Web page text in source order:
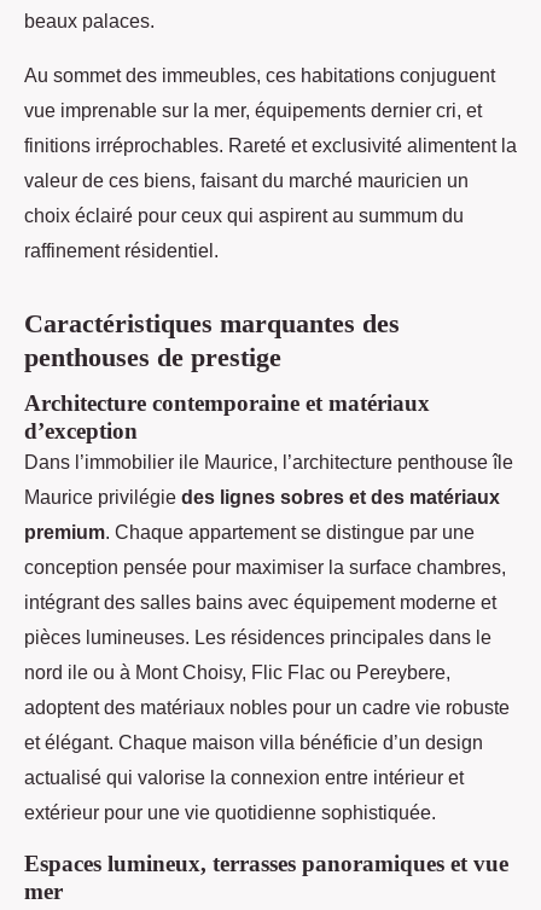
beaux palaces.
Au sommet des immeubles, ces habitations conjuguent
vue imprenable sur la mer, équipements dernier cri, et
finitions irréprochables. Rareté et exclusivité alimentent la
valeur de ces biens, faisant du marché mauricien un
choix éclairé pour ceux qui aspirent au summum du
raffinement résidentiel.
Caractéristiques marquantes des
penthouses de prestige
Architecture contemporaine et matériaux
d’exception
Dans l’immobilier ile Maurice, l’architecture penthouse île
Maurice privilégie des lignes sobres et des matériaux
premium. Chaque appartement se distingue par une
conception pensée pour maximiser la surface chambres,
intégrant des salles bains avec équipement moderne et
pièces lumineuses. Les résidences principales dans le
nord ile ou à Mont Choisy, Flic Flac ou Pereybere,
adoptent des matériaux nobles pour un cadre vie robuste
et élégant. Chaque maison villa bénéficie d’un design
actualisé qui valorise la connexion entre intérieur et
extérieur pour une vie quotidienne sophistiquée.
Espaces lumineux, terrasses panoramiques et vue
mer